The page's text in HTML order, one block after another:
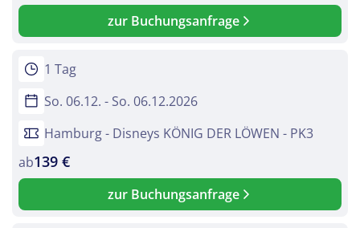
zur Buchungsanfrage
1 Tag
So. 06.12. - So. 06.12.2026
Hamburg - Disneys KÖNIG DER LÖWEN - PK3
ab139 €
zur Buchungsanfrage